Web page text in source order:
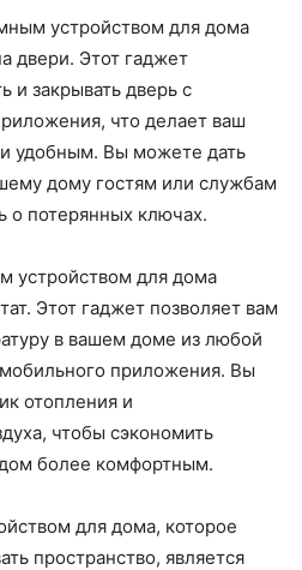
устройством для дома
двери. Этот гаджет
и закрывать дверь с
что делает ваш
удобным. Вы можете дать
дому гостям или службам
о потерянных ключах.
устройством для дома
Этот гаджет позволяет вам
в вашем доме из любой
приложения. Вы
отопления и
чтобы сэкономить
более комфортным.
для дома, которое
пространство, является